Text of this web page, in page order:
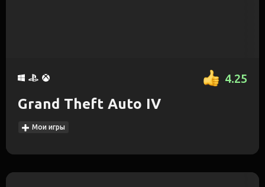
4.25
Grand Theft Auto IV
Мои игры